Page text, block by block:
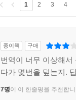
1 2 3 4
종이책 구매
번역이 너무 이상해
다가 몇번을 덮는지.
7명이 이 한줄평을 추천합